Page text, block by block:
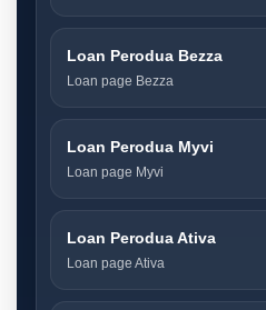
Loan Perodua Bezza
Loan page Bezza
Loan Perodua Myvi
Loan page Myvi
Loan Perodua Ativa
Loan page Ativa